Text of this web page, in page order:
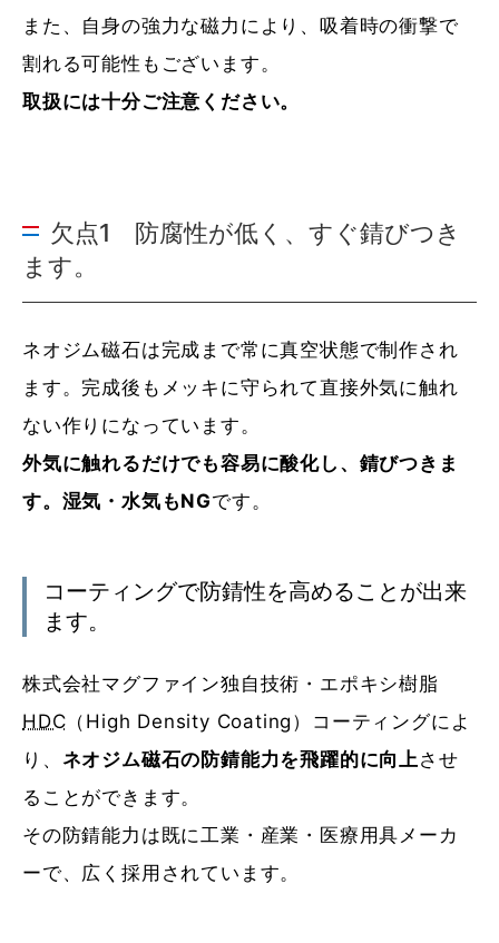
また、自身の強力な磁力により、吸着時の衝撃で
割れる可能性もございます。
取扱には十分ご注意ください。
欠点1 防腐性が低く、すぐ錆びつき
ます。
ネオジム磁石は完成まで常に真空状態で制作され
ます。完成後もメッキに守られて直接外気に触れ
ない作りになっています。
外気に触れるだけでも容易に酸化し、錆びつきま
す。湿気・水気もNGです。
コーティングで防錆性を高めることが出来
ます。
株式会社マグファイン独自技術・エポキシ樹脂
HDC （High Density Coating）コーティングによ
り、 ネオジム磁石の防錆能力を飛躍的に向上させ
ることができます。
その防錆能力は既に工業・産業・医療用具メーカ
ーで、広く採用されています。